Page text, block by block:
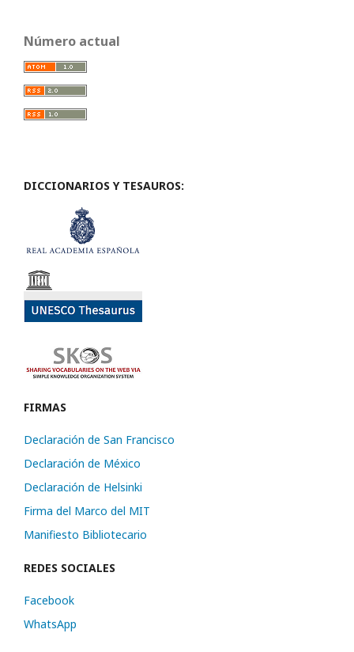
Número actual
DICCIONARIOS Y TESAUROS:
FIRMAS
Declaración de San Francisco
Declaración de México
Declaración de Helsinki
Firma del Marco del MIT
Manifiesto Bibliotecario
REDES SOCIALES
Facebook
WhatsApp